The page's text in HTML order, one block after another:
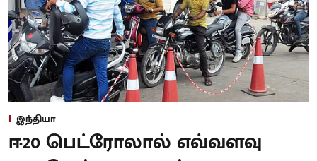
இந்தியா
ஈ20 பெட்ரோலால் எவ்வளவு